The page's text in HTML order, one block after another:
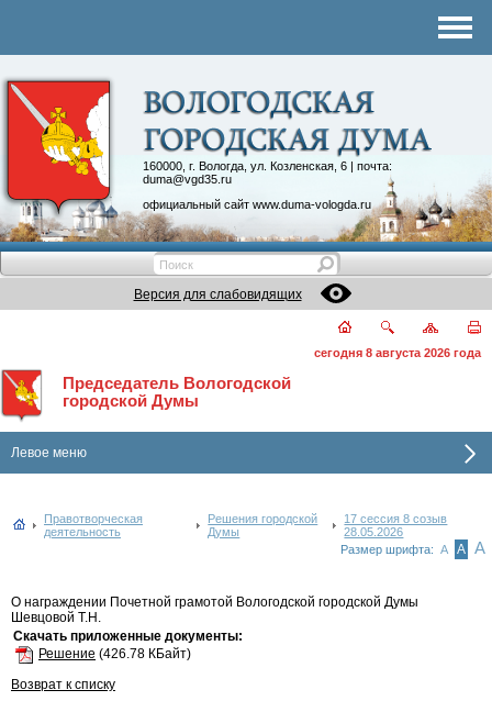
160000, г. Вологда, ул. Козленская, 6 | почта:
duma@vgd35.ru
официальный сайт www.duma-vologda.ru
Контакты
Депутатские объединения
Версия для слабовидящих
сегодня 8 августа 2026 года
Председатель Вологодской
городской Думы
Левое меню
Правотворческая
деятельность
Решения городской
Думы
17 сессия 8 созыв
28.05.2026
Размер шрифта: А А А
О награждении Почетной грамотой Вологодской городской Думы
Шевцовой Т.Н.
Скачать приложенные документы:
Решение (426.78 КБайт)
Возврат к списку